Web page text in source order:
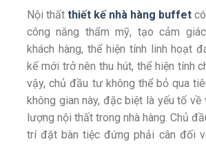
Nội thất thiết kế nhà hàng buffet
công năng thẩm mỹ, tạo cảm
khách hàng, thể hiện tính linh hoạt
kế mới trở nên thu hút, thể hiện tính
vậy, chủ đầu tư không thể bỏ qua
không gian này, đặc biệt là yếu tố
lượng nội thất trong nhà hàng. Chủ
trí đặt bàn tiệc đứng phải cân đối